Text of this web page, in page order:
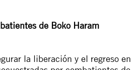
de Boko Haram
la liberación y el regreso en